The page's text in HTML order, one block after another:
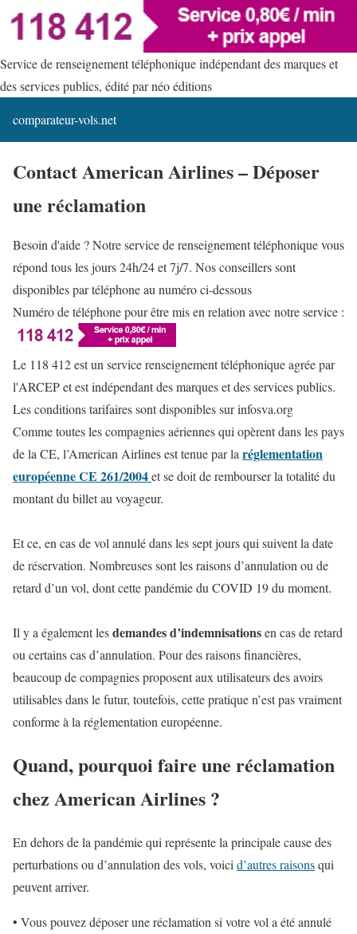
Service de renseignement téléphonique indépendant des marques et
des services publics, édité par néo éditions
comparateur-vols.net
Contact American Airlines – Déposer
une réclamation
Besoin d'aide ? Notre service de renseignement téléphonique vous
répond tous les jours 24h/24 et 7j/7. Nos conseillers sont
disponibles par téléphone au numéro ci-dessous
Numéro de téléphone pour être mis en relation avec notre service :
Le 118 412 est un service renseignement téléphonique agrée par
l'ARCEP et est indépendant des marques et des services publics.
Les conditions tarifaires sont disponibles sur infosva.org
Comme toutes les compagnies aériennes qui opèrent dans les pays
de la CE, l’American Airlines est tenue par la réglementation
européenne CE 261/2004et se doit de rembourser la totalité du
montant du billet au voyageur.
Et ce, en cas de vol annulé dans les sept jours qui suivent la date
de réservation. Nombreuses sont les raisons d’annulation ou de
retard d’un vol, dont cette pandémie du COVID 19 du moment.
Il y a également lesdemandes d’indemnisationsen cas de retard
ou certains cas d’annulation. Pour des raisons financières,
beaucoup de compagnies proposent aux utilisateurs des avoirs
utilisables dans le futur, toutefois, cette pratique n’est pas vraiment
conforme à la réglementation européenne.
Quand, pourquoi faire une réclamation
chez American Airlines ?
En dehors de la pandémie qui représente la principale cause des
perturbations ou d’annulation des vols, voicid’autres raisonsqui
peuvent arriver.
• Vous pouvez déposer une réclamation si votre vol a été annulé